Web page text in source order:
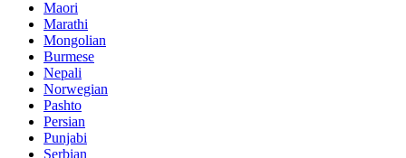
Maori
Marathi
Mongolian
Burmese
Nepali
Norwegian
Pashto
Persian
Punjabi
Serbian